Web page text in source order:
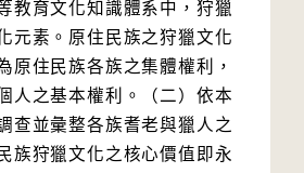
教育文化知識體系中，狩獵
元素。原住民族之狩獵文化
原住民族各族之集體權利，
人之基本權利。（二）依本
查並彙整各族耆老與獵人之
族狩獵文化之核心價值即永